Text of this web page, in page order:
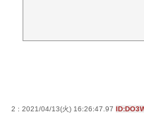
2 : 2021/04/13(火) 16:26:47.97